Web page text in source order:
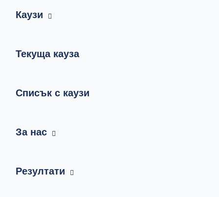
Каузи
Текуща кауза
Списък с каузи
За нас
Резултати